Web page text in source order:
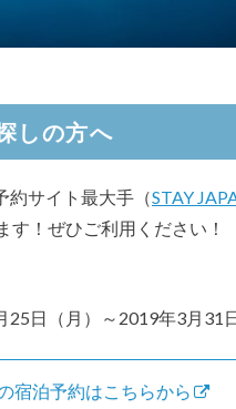
しの方へ
約サイト最大手（STAY
！ぜひご利用ください！
日（月）～2019年3月31
宿泊予約はこちらから